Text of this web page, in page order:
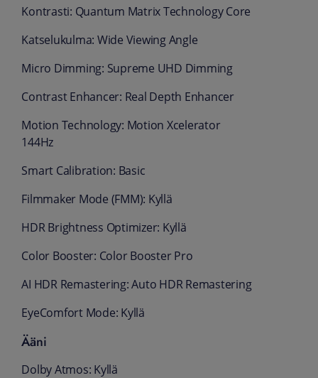
Kontrasti: Quantum Matrix Technology Core
Katselukulma: Wide Viewing Angle
Micro Dimming: Supreme UHD Dimming
Contrast Enhancer: Real Depth Enhancer
Motion Technology: Motion Xcelerator
144Hz
Smart Calibration: Basic
Filmmaker Mode (FMM): Kyllä
HDR Brightness Optimizer: Kyllä
Color Booster: Color Booster Pro
AI HDR Remastering: Auto HDR Remastering
EyeComfort Mode: Kyllä
Ääni
Dolby Atmos: Kyllä